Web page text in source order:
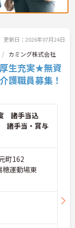
軽
負
間程
と
て
え
ジ
リ
更新日：2026年07月24日
カミング株式会社
厚生充実★無資
護職員募集！
諸手当込
諸手当・賞与
町162
運動場東